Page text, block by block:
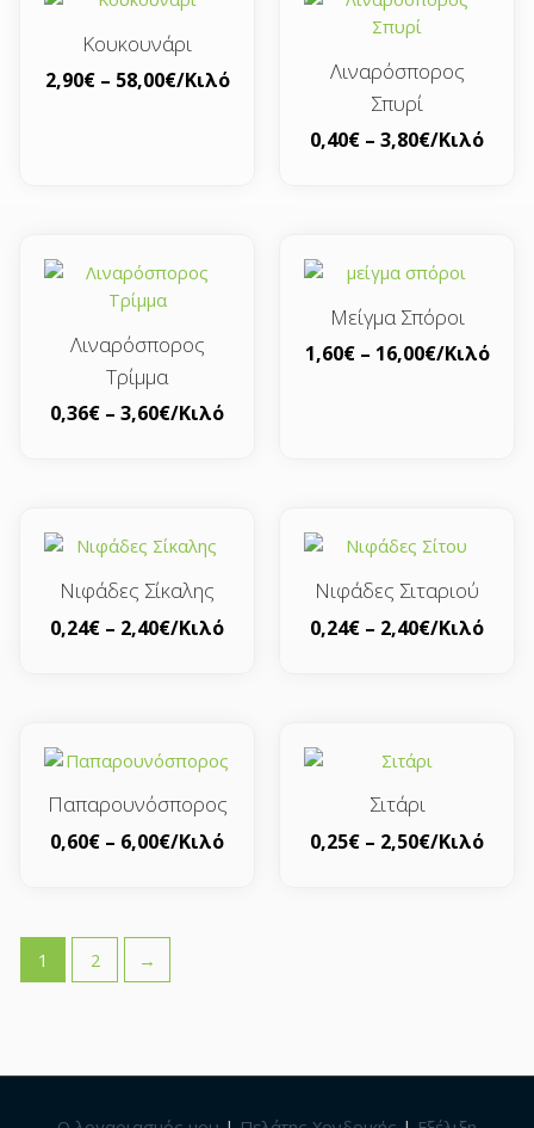
Κουκουνάρι
2,90€ – 58,00€/Κιλό
Λιναρόσπορος
Σπυρί
0,40€ – 3,80€/Κιλό
Λιναρόσπορος
Τρίμμα
0,36€ – 3,60€/Κιλό
Μείγμα Σπόροι
1,60€ – 16,00€/Κιλό
Νιφάδες Σίκαλης
0,24€ – 2,40€/Κιλό
Νιφάδες Σιταριού
0,24€ – 2,40€/Κιλό
Παπαρουνόσπορος
0,60€ – 6,00€/Κιλό
Σιτάρι
0,25€ – 2,50€/Κιλό
1 2 →